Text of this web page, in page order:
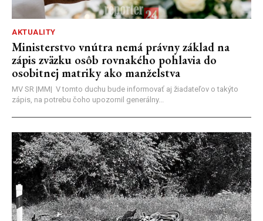
AKTUALITY
Ministerstvo vnútra nemá právny základ na
zápis zväzku osôb rovnakého pohlavia do
osobitnej matriky ako manželstva
MV SR |MM| V tomto duchu bude informovať aj žiadateľov o takýto
zápis, na potrebu čoho upozornil generálny...